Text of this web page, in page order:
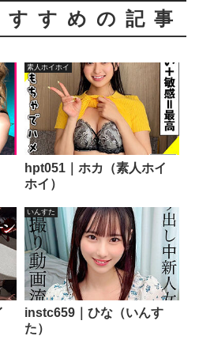
すめの記事
素人ホイホイ
hpt051｜ホカ（素人ホイ
ホイ）
いんすた
instc659｜ひな（いんす
た）